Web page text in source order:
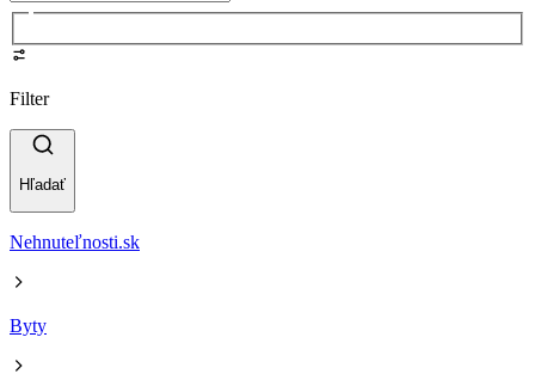
Filter
Hľadať
Nehnuteľnosti.sk
Byty